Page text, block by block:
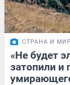
СТРАНА И МИР
«Не будет
затопили и